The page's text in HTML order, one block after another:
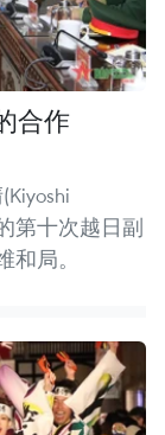
合作
第十次越日副
局。